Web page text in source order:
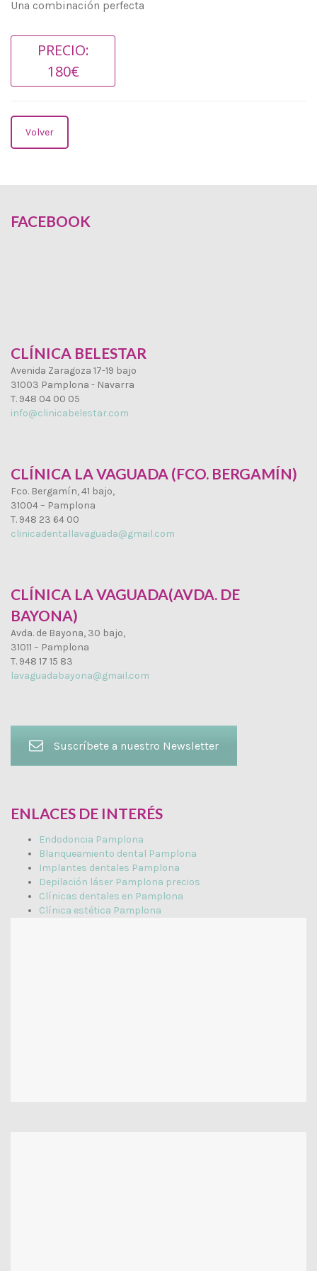
Una combinación perfecta
PRECIO:
180€
Volver
FACEBOOK
CLÍNICA BELESTAR
Avenida Zaragoza 17-19 bajo
31003 Pamplona - Navarra
T. 948 04 00 05
info@clinicabelestar.com
CLÍNICA LA VAGUADA (FCO. BERGAMÍN)
Fco. Bergamín, 41 bajo,
31004 – Pamplona
T. 948 23 64 00
clinicadentallavaguada@gmail.com
CLÍNICA LA VAGUADA(AVDA. DE
BAYONA)
Avda. de Bayona, 30 bajo,
31011 – Pamplona
T. 948 17 15 83
lavaguadabayona@gmail.com
Suscríbete a nuestro Newsletter
ENLACES DE INTERÉS
Endodoncia Pamplona
Blanqueamiento dental Pamplona
Implantes dentales Pamplona
Depilación láser Pamplona precios
Clínicas dentales en Pamplona
Clínica estética Pamplona